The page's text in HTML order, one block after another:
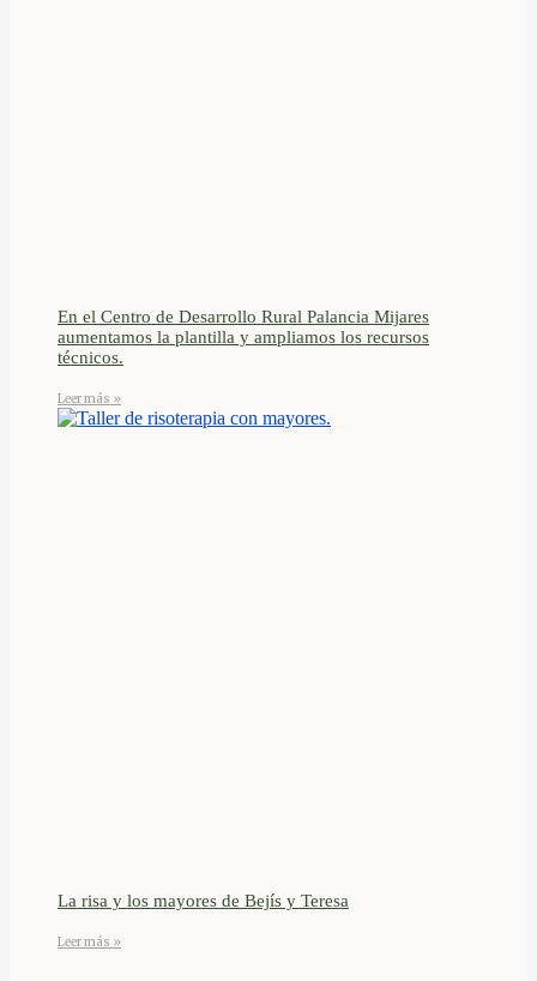
En el Centro de Desarrollo Rural Palancia Mijares
aumentamos la plantilla y ampliamos los recursos
técnicos.
Leer más »
La risa y los mayores de Bejís y Teresa
Leer más »